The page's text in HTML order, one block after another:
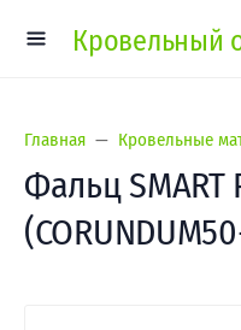
Кровельный
Главная Кровельные
Фальц SMART